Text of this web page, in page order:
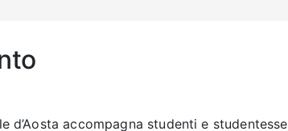
d’Aosta accompagna studenti e studentesse